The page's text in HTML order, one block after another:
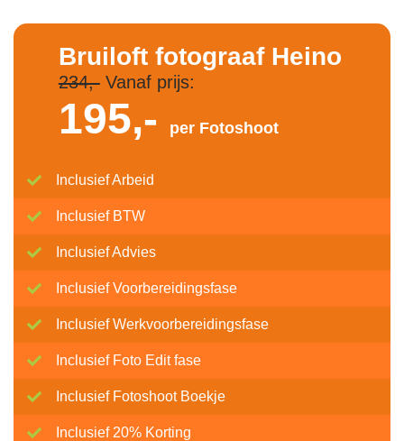
Bruiloft fotograaf Heino
234,-Vanaf prijs:
195,- per Fotoshoot
Inclusief Arbeid
Inclusief BTW
Inclusief Advies
Inclusief Voorbereidingsfase
Inclusief Werkvoorbereidingsfase
Inclusief Foto Edit fase
Inclusief Fotoshoot Boekje
Inclusief 20% Korting